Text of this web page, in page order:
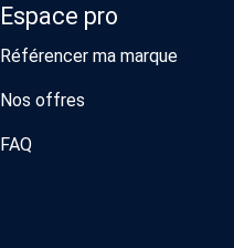
Espace pro
Référencer ma marque
Nos offres
FAQ